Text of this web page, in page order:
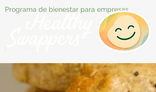
Programa de bienestar para empresas